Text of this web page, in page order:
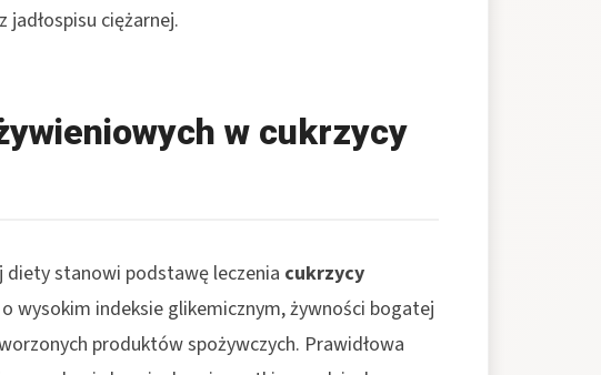
ciężarnej.
w cukrzycy
diety stanowi podstawę leczenia cukrzycy
wysokim indeksie glikemicznym, żywności bogatej
produktów spożywczych. Prawidłowa